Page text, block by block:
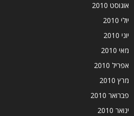
אוגוסט 2010
יולי 2010
יוני 2010
מאי 2010
אפריל 2010
מרץ 2010
פברואר 2010
ינואר 2010